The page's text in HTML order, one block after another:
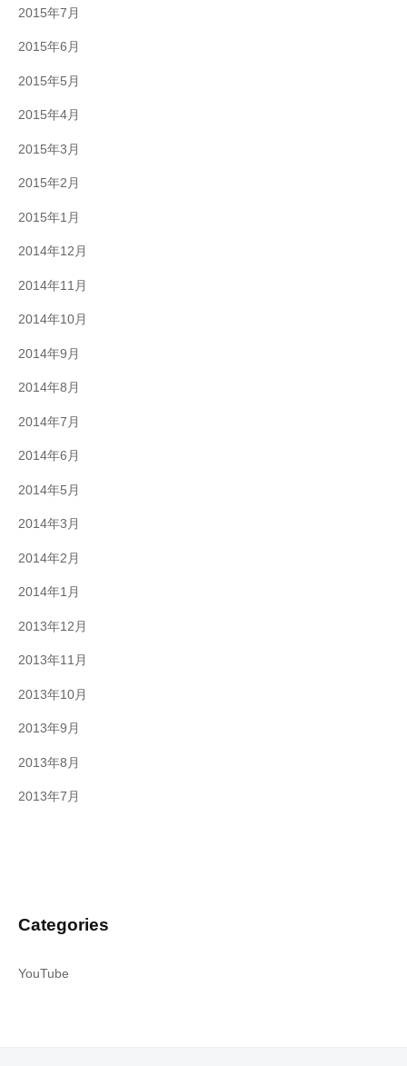
2015年7月
2015年6月
2015年5月
2015年4月
2015年3月
2015年2月
2015年1月
2014年12月
2014年11月
2014年10月
2014年9月
2014年8月
2014年7月
2014年6月
2014年5月
2014年3月
2014年2月
2014年1月
2013年12月
2013年11月
2013年10月
2013年9月
2013年8月
2013年7月
Categories
YouTube